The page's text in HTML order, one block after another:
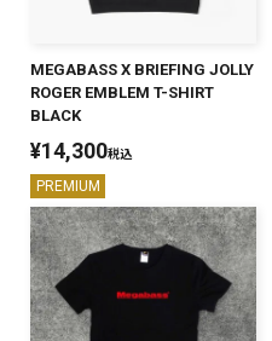
MEGABASS X BRIEFING JOLLY
ROGER EMBLEM T-SHIRT
BLACK
¥14,300税込
PREMIUM